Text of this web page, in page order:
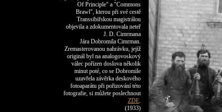
Of Principle" a "Commons
Brawl", kterou při své cestě
Transsibiřskou magistrálou
objevila a zdokumentovala neteř
J. D. Cimrmana
Jára Dobromila Cimrman.
Zremasterovanou nahrávku, jejíž
originál byl na analogovoskový
válec pořízen doslova několik
minut poté, co se Dobromile
uzavřela závěrka deskového
fotoaparátu při pořizování této
fotografie, si můžete poslechnout
ZDE.
(1933)